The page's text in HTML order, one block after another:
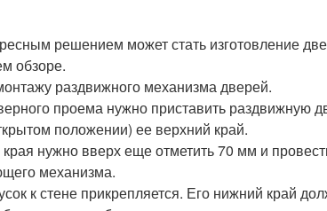
решением может стать изготовление
обзоре.
раздвижного механизма дверей.
проема нужно приставить раздвижную
положении) ее верхний край.
нужно вверх еще отметить 70 мм и
механизма.
к стене прикрепляется. Его нижний край